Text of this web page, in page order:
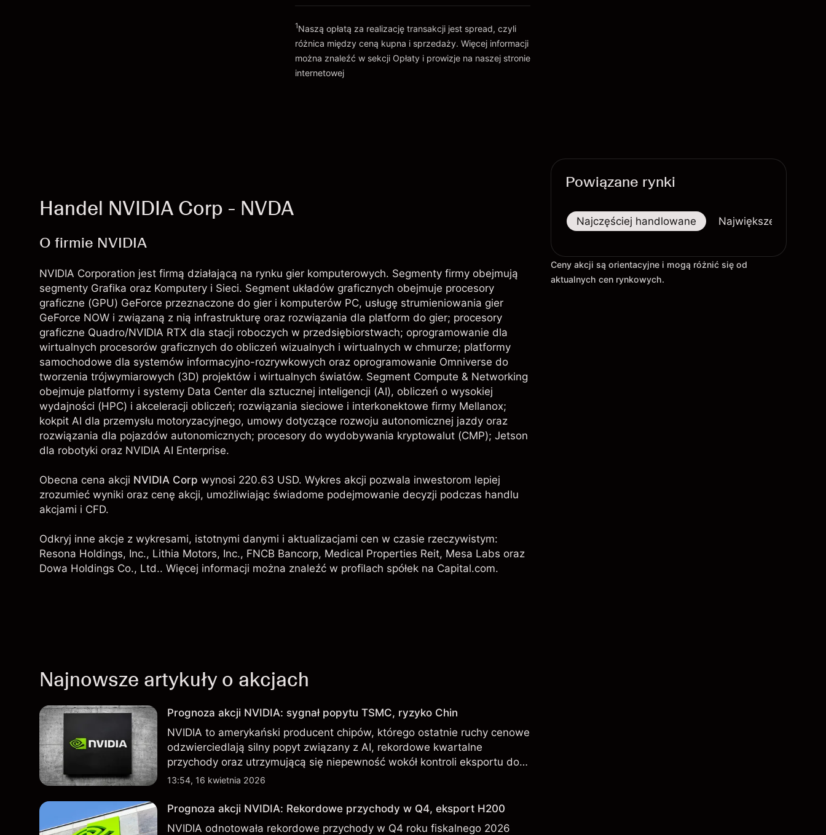
Opłaty i Prowizje
1Naszą opłatą za realizację transakcji jest spread, czyli
różnica między ceną kupna i sprzedaży. Więcej informacji
można znaleźć w sekcji Opłaty i prowizje na naszej stronie
internetowej
Handel NVIDIA Corp - NVDA
O firmie NVIDIA
NVIDIA Corporation jest firmą działającą na rynku gier komputerowych. Segmenty firmy obejmują
segmenty Grafika oraz Komputery i Sieci. Segment układów graficznych obejmuje procesory
graficzne (GPU) GeForce przeznaczone do gier i komputerów PC, usługę strumieniowania gier
GeForce NOW i związaną z nią infrastrukturę oraz rozwiązania dla platform do gier; procesory
graficzne Quadro/NVIDIA RTX dla stacji roboczych w przedsiębiorstwach; oprogramowanie dla
wirtualnych procesorów graficznych do obliczeń wizualnych i wirtualnych w chmurze; platformy
samochodowe dla systemów informacyjno-rozrywkowych oraz oprogramowanie Omniverse do
tworzenia trójwymiarowych (3D) projektów i wirtualnych światów. Segment Compute & Networking
obejmuje platformy i systemy Data Center dla sztucznej inteligencji (AI), obliczeń o wysokiej
wydajności (HPC) i akceleracji obliczeń; rozwiązania sieciowe i interkonektowe firmy Mellanox;
kokpit AI dla przemysłu motoryzacyjnego, umowy dotyczące rozwoju autonomicznej jazdy oraz
rozwiązania dla pojazdów autonomicznych; procesory do wydobywania kryptowalut (CMP); Jetson
dla robotyki oraz NVIDIA AI Enterprise.
Obecna cena akcji NVIDIA Corp wynosi 220.63 USD. Wykres akcji pozwala inwestorom lepiej
zrozumieć wyniki oraz cenę akcji, umożliwiając świadome podejmowanie decyzji podczas handlu
akcjami i CFD.
Odkryj inne akcje z wykresami, istotnymi danymi i aktualizacjami cen w czasie rzeczywistym:
Resona Holdings, Inc., Lithia Motors, Inc., FNCB Bancorp, Medical Properties Reit, Mesa Labs oraz
Dowa Holdings Co., Ltd.. Więcej informacji można znaleźć w profilach spółek na Capital.com.
Najnowsze artykuły o akcjach
Prognoza akcji NVIDIA: sygnał popytu TSMC, ryzyko Chin
NVIDIA to amerykański producent chipów, którego ostatnie ruchy cenowe
odzwierciedlają silny popyt związany z AI, rekordowe kwartalne
przychody oraz utrzymującą się niepewność wokół kontroli eksportu do
Chin. Poznaj cele NVDA od zewnętrznych analityków.
13:54, 16 kwietnia 2026
Prognoza akcji NVIDIA: Rekordowe przychody w Q4, eksport H200
NVIDIA odnotowała rekordowe przychody w Q4 roku fiskalnego 2026
Powiązane rynki
Najczęściej handlowane Największe wzrosty
Ceny akcji są orientacyjne i mogą różnić się od
aktualnych cen rynkowych.